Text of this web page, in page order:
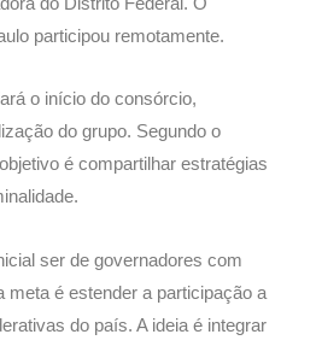
participou remotamente.
o início do consórcio,
do grupo. Segundo o
é compartilhar estratégias
ser de governadores com
meta é estender a participação a
do país. A ideia é integrar